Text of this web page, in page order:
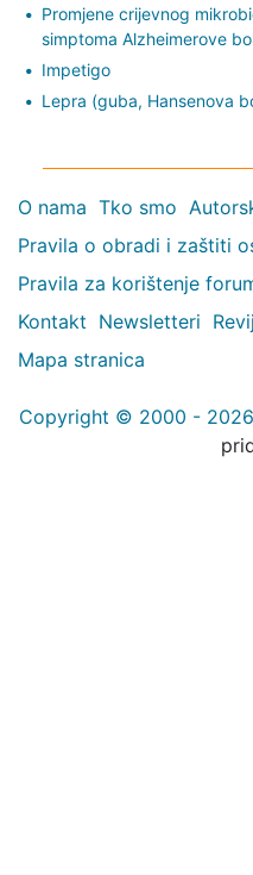
Promjene crijevnog
simptoma Alzheimerove
Impetigo
Lepra (guba, Hansenova
O nama Tko smo
Pravila o obradi i zaštiti
Pravila za korištenje
Kontakt Newsletteri
Mapa stranica
Copyright © 2000 - 2026